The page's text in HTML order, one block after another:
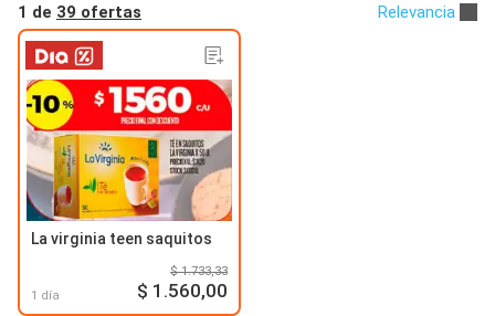
1 de 39 ofertas Relevancia
La virginia teen saquitos
1 día
$ 1.733,33
$ 1.560,00